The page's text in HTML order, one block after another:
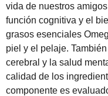
vida de nuestros
función cognitiva y el
grasos esenciales
piel y el pelaje.
cerebral y la salud
calidad de los
componente es